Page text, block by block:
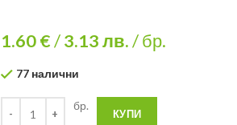
1.60 €/3.13лв./ бр.
77 налични
бр.
КУПИ